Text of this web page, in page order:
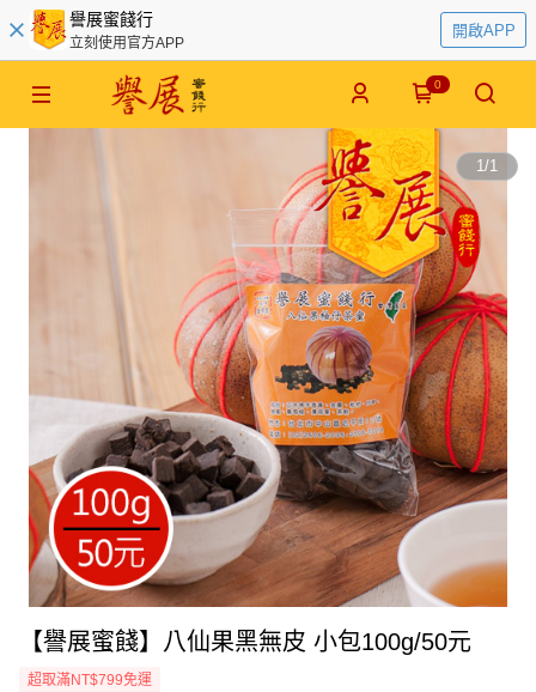
譽展蜜餞行
立刻使用官方APP
開啟APP
0
1/1
【譽展蜜餞】八仙果黑無皮 小包100g/50元
超取滿NT$799免運